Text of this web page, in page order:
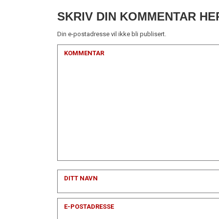
SKRIV DIN KOMMENTAR
Din e-postadresse vil ikke bli publisert.
KOMMENTAR
DITT NAVN
E-POSTADRESSE